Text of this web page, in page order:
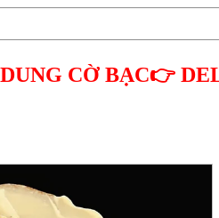
CỜ BẠC👉